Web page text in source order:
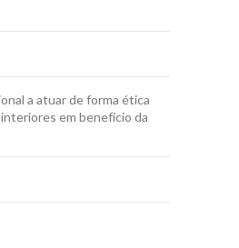
a atuar de forma ética
em benefício da